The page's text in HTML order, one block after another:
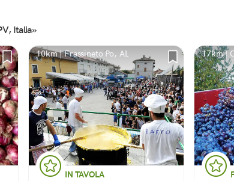
Italia»
10km | Frassineto Po, AL
IN TAVOLA
17km |